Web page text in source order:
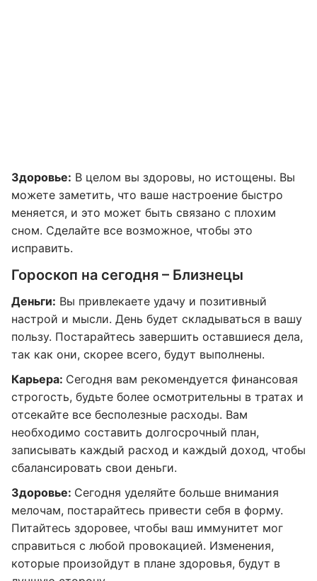
Здоровье: В целом вы здоровы, но истощены. Вы
можете заметить, что ваше настроение быстро
меняется, и это может быть связано с плохим
сном. Сделайте все возможное, чтобы это
исправить.
Гороскоп на сегодня – Близнецы
Деньги: Вы привлекаете удачу и позитивный
настрой и мысли. День будет складываться в вашу
пользу. Постарайтесь завершить оставшиеся дела,
так как они, скорее всего, будут выполнены.
Карьера: Сегодня вам рекомендуется финансовая
строгость, будьте более осмотрительны в тратах и
отсекайте все бесполезные расходы. Вам
необходимо составить долгосрочный план,
записывать каждый расход и каждый доход, чтобы
сбалансировать свои деньги.
Здоровье: Сегодня уделяйте больше внимания
мелочам, постарайтесь привести себя в форму.
Питайтесь здоровее, чтобы ваш иммунитет мог
справиться с любой провокацией. Изменения,
которые произойдут в плане здоровья, будут в